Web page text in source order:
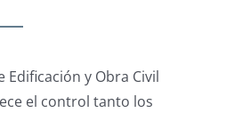
Edificación y Obra Civil
el control tanto los